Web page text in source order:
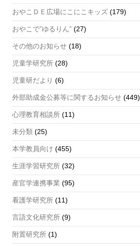
n
el
おやこＤＥ広場にこにこキッズ (179)
おやこで”ゆるりん” (27)
その他のお知らせ (18)
児童学研究所 (28)
児童研だより (6)
外部助成金公募等に関するお知らせ (449)
心理教育相談所 (11)
未分類 (25)
本学教員向け (455)
生涯学習研究所 (32)
産官学連携事業 (95)
看護学研究所 (11)
言語文化研究所 (9)
附置研究所 (1)